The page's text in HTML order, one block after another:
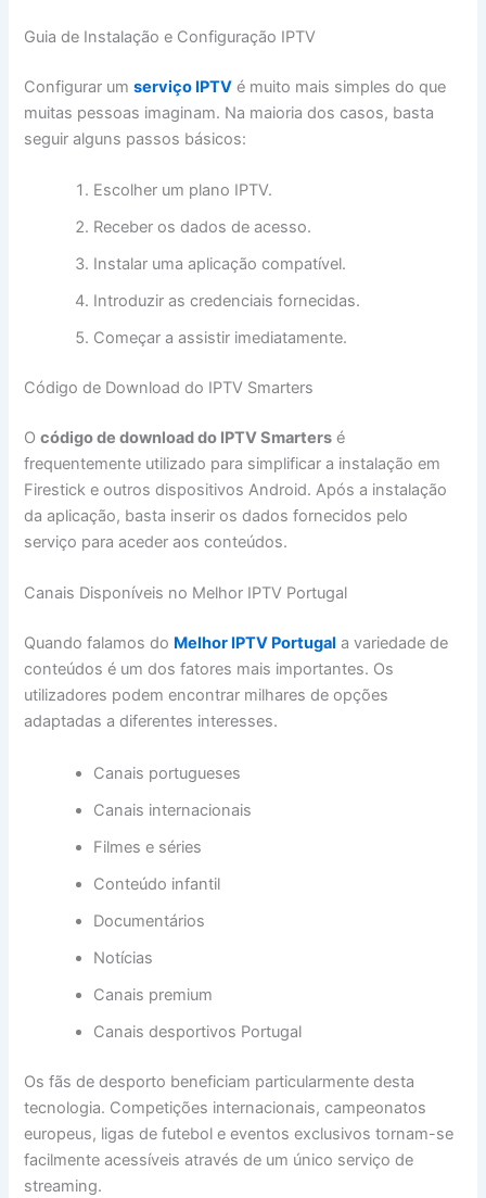
Guia de Instalação e Configuração IPTV
Configurar umserviço IPTV é muito mais simples do que
muitas pessoas imaginam. Na maioria dos casos, basta
seguir alguns passos básicos:
Escolher um plano IPTV.
Receber os dados de acesso.
Instalar uma aplicação compatível.
Introduzir as credenciais fornecidas.
Começar a assistir imediatamente.
Código de Download do IPTV Smarters
Ocódigo de download do IPTV Smarters é
frequentemente utilizado para simplificar a instalação em
Firestick e outros dispositivos Android. Após a instalação
da aplicação, basta inserir os dados fornecidos pelo
serviço para aceder aos conteúdos.
Canais Disponíveis no Melhor IPTV Portugal
Quando falamos do Melhor IPTV Portugal a variedade de
conteúdos é um dos fatores mais importantes. Os
utilizadores podem encontrar milhares de opções
adaptadas a diferentes interesses.
Canais portugueses
Canais internacionais
Filmes e séries
Conteúdo infantil
Documentários
Notícias
Canais premium
Canais desportivos Portugal
Os fãs de desporto beneficiam particularmente desta
tecnologia. Competições internacionais, campeonatos
europeus, ligas de futebol e eventos exclusivos tornam-se
facilmente acessíveis através de um único serviço de
streaming.